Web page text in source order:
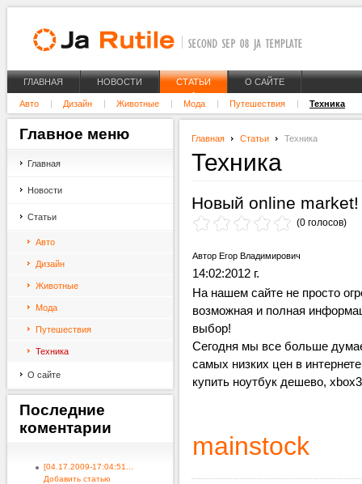
ГЛАВНАЯ НОВОСТИ СТАТЬИ О САЙТЕ
Авто Дизайн Животные Мода Путешествия Техника
Главная Статьи Техника
Техника
Новый online market!
(0 голосов)
Автор Егор Владимирович
14:02:2012 г.
На нашем сайте не просто
возможная и полная
выбор!
Сегодня мы все больше
самых низких цен в
купить ноутбук дешево,
mainstock
Главное меню
Главная
Новости
Статьи
Авто
Дизайн
Животные
Мода
Путешествия
Техника
О сайте
Последние
коментарии
[04.17.2009-17:04:51...
Добавить статью